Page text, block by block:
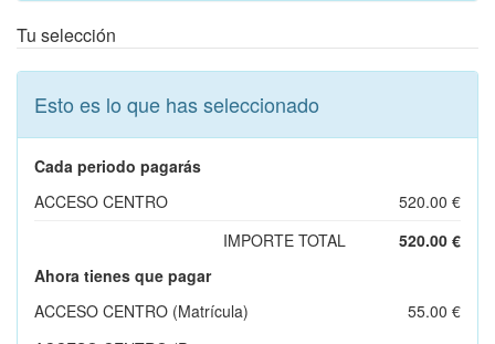
Tu selección
Esto es lo que has seleccionado
Cada periodo pagarás
ACCESO CENTRO
520.00 €
IMPORTE TOTAL
520.00 €
Ahora tienes que pagar
ACCESO CENTRO (Matrícula)
55.00 €